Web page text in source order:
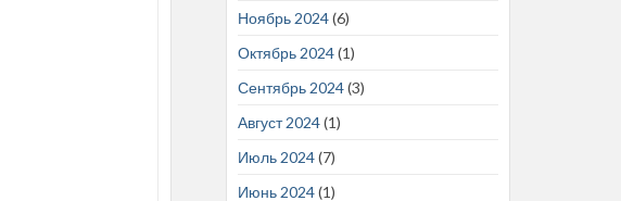
Ноябрь 2024(6)
Октябрь 2024(1)
Сентябрь 2024(3)
Август 2024(1)
Июль 2024(7)
Июнь 2024(1)